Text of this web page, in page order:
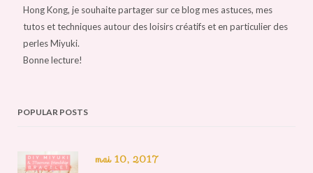
Hong Kong, je souhaite partager sur ce blog mes astuces, mes
tutos et techniques autour des loisirs créatifs et en particulier des
perles Miyuki.
Bonne lecture!
POPULAR POSTS
mai 10, 2017